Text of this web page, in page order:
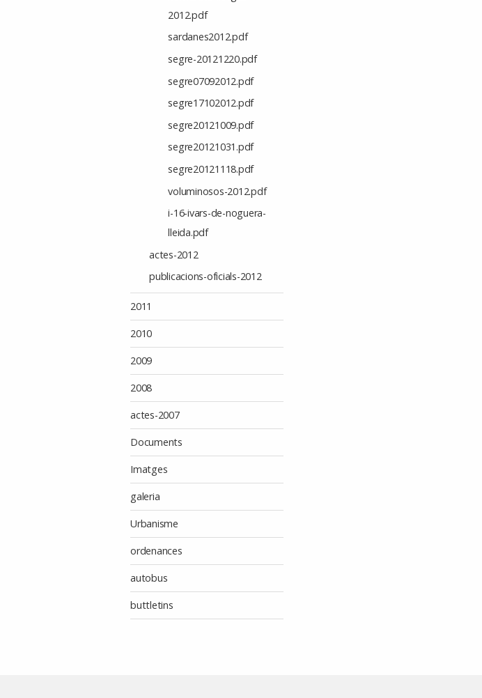
2012.pdf
sardanes2012.pdf
segre-20121220.pdf
segre07092012.pdf
segre17102012.pdf
segre20121009.pdf
segre20121031.pdf
segre20121118.pdf
voluminosos-2012.pdf
i-16-ivars-de-noguera-
lleida.pdf
actes-2012
publicacions-oficials-2012
2011
2010
2009
2008
actes-2007
Documents
Imatges
galeria
Urbanisme
ordenances
autobus
buttletins